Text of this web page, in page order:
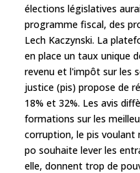
élections législatives
programme fiscal, des
Lech Kaczynski. La
en place un taux unique
revenu et l'impôt sur les
justice (pis) propose de
18% et 32%. Les avis
formations sur les
corruption, le pis voulant
po souhaite lever les
elle, donnent trop de